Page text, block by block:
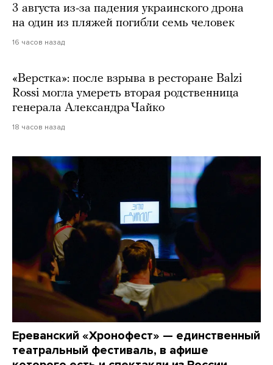
3 августа из-за падения украинского дрона
на один из пляжей погибли семь человек
16 часов назад
«Верстка»: после взрыва в ресторане Balzi
Rossi могла умереть вторая родственница
генерала Александра Чайко
18 часов назад
Ереванский «Хронофест» — единственный
театральный фестиваль, в афише